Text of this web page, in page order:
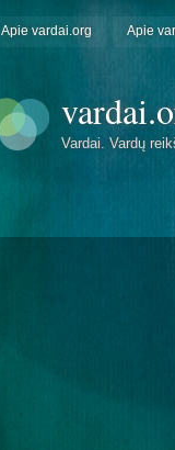
Apie vardai.org Apie
Vardai. Vardų